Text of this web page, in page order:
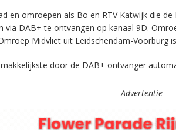
en omroepen als Bo en RTV Katwijk die
via DAB+ te ontvangen op kanaal 9D.
Midvliet uit Leidschendam-Voorburg
door de DAB+ ontvanger
Advertentie